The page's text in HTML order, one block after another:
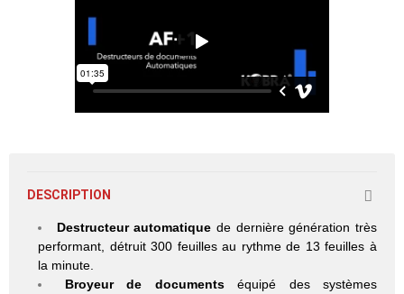
DESCRIPTION
Destructeur automatique de dernière génération très
performant, détruit 300 feuilles au rythme de 13 feuilles à
la minute.
Broyeur de documentséquipé des systèmes